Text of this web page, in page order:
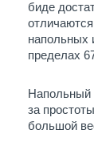
биде
напольных
пределах
Напольный
за
большой